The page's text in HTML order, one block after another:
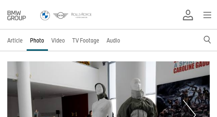
Article Photo Video TV Footage Audio